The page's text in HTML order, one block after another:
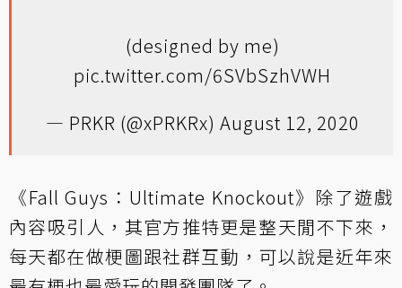
(designed by me)
pic.twitter.com/6SVbSzhVWH
— PRKR (@xPRKRx) August 12, 2020
《Fall Guys：Ultimate Knockout》除了遊戲
內容吸引人，其官方推特更是整天閒不下來，
每天都在做梗圖跟社群互動，可以說是近年來